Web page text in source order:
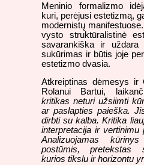
Meninio formalizmo
kuri, perėjusi estetizmą,
modernistų
vysto struktūralistinė
savarankiška ir uždara
sukūrimas ir būtis joje
estetizmo dvasia.
Atkreiptinas dėmesys ir
Rolanui Bartui,
kritikas neturi užsiimti
ar paslapties paieška.
dirbti su kalba. Kritika
interpretacija ir vertinimu
Analizuojamas
postūmis, pretekstas
kurios tikslu ir horizontu